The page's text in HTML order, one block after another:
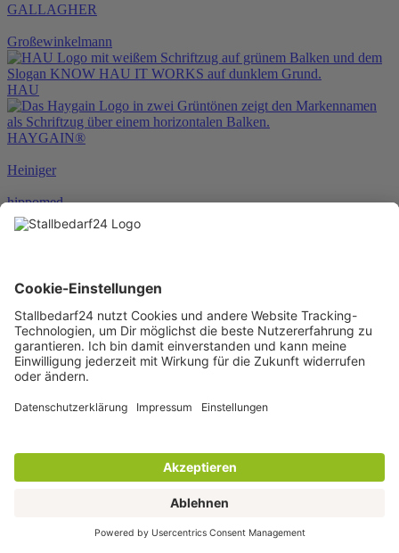
GALLAGHER
Großewinkelmann
HAU
HAYGAIN®
Heiniger
hippomed
HKM
HORSEWARE®
JOSERA
Karlie
KENTUCKY®
KERBL